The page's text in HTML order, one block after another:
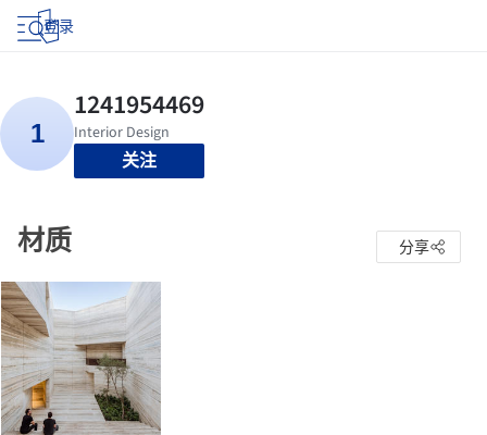
登录
关注
材质 分享